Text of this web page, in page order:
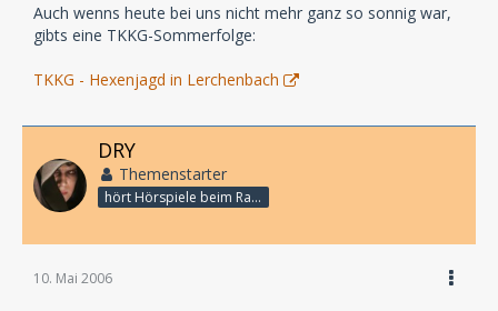
Auch wenns heute bei uns nicht mehr ganz so sonnig war,
gibts eine TKKG-Sommerfolge:
TKKG - Hexenjagd in Lerchenbach
DRY
Themenstarter
hört Hörspiele beim Rasenmähen
10. Mai 2006